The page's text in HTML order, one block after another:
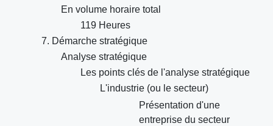
En volume horaire total
119 Heures
7. Démarche stratégique
Analyse stratégique
Les points clés de l'analyse stratégique
L'industrie (ou le secteur)
Présentation d'une
entreprise du secteur